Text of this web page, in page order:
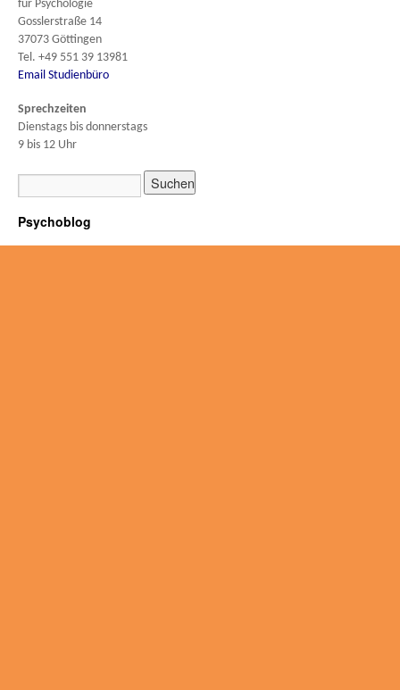
für Psychologie
Gosslerstraße 14
37073 Göttingen
Tel. +49 551 39 13981
Email Studienbüro
Sprechzeiten
Dienstags bis donnerstags
9 bis 12 Uhr
Psychoblog